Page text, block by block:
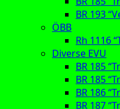
BR 193
ÖBB
Rh 1116
Diverse EVU
BR 185
BR 185
BR 186
BR 187